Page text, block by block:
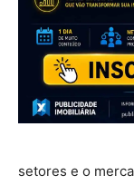
setores e o